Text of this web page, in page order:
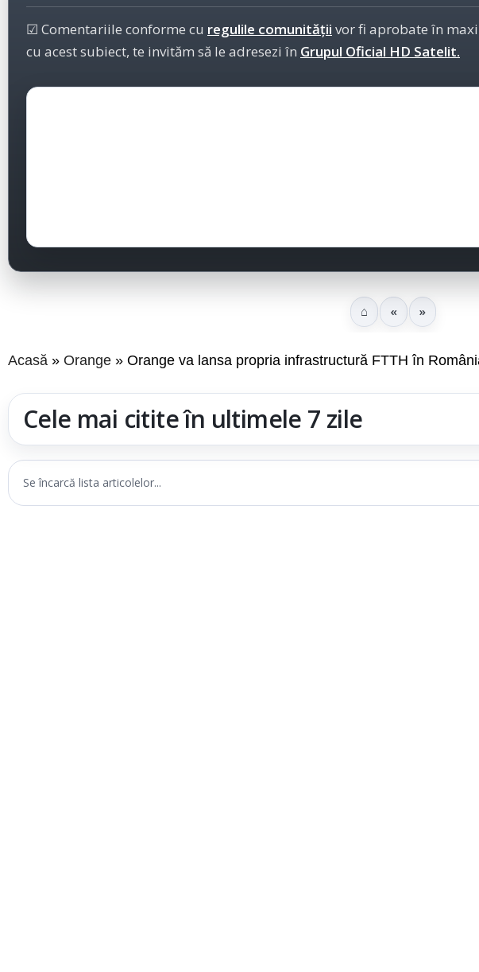
☑ Comentariile conforme cu regulile comunității vor fi aprobate în
cu acest subiect, te invităm să le adresezi în Grupul Oficial HD Satelit.
⌂ « »
Acasă Orange Orange va lansa propria infrastructură FTTH în
Cele mai citite în ultimele 7 zile
Se încarcă lista articolelor...